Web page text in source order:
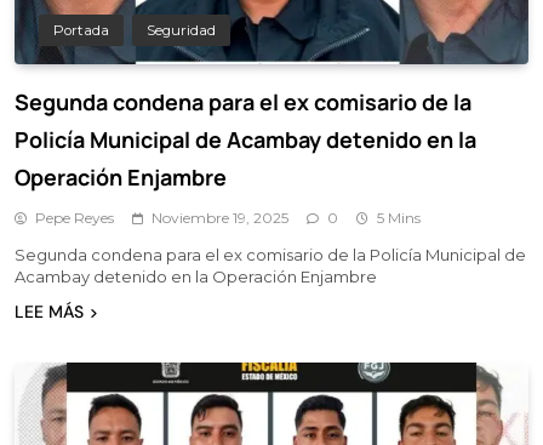
Portada Seguridad
Segunda condena para el ex comisario de la
Policía Municipal de Acambay detenido en la
Operación Enjambre
Pepe Reyes Noviembre 19, 2025 0 5 Mins
Segunda condena para el ex comisario de la Policía Municipal de
Acambay detenido en la Operación Enjambre
LEE MÁS